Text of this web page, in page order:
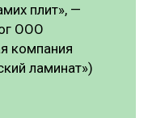
плит», —
ООО
компания
ламинат»)